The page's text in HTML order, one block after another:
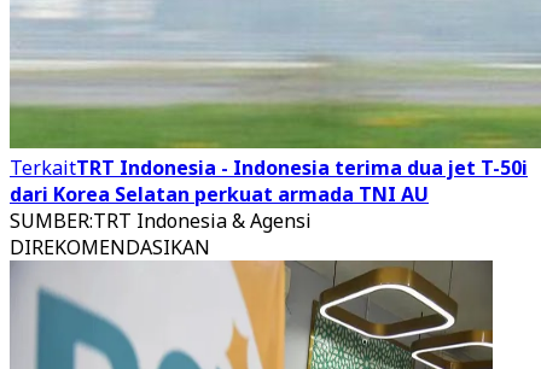
TerkaitTRT Indonesia - Indonesia terima dua jet T-50i
dari Korea Selatan perkuat armada TNI AU
SUMBER:TRT Indonesia & Agensi
DIREKOMENDASIKAN